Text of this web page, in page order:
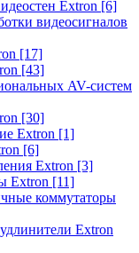
Extron [6]
видеосигналов
[17]
[43]
AV-систем
[30]
Extron [1]
[6]
Extron [3]
Extron [11]
коммутаторы
Extron